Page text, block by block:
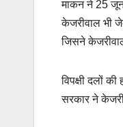
माकन ने 25
केजरीवाल भी
जिसने
विपक्षी दलों
सरकार ने